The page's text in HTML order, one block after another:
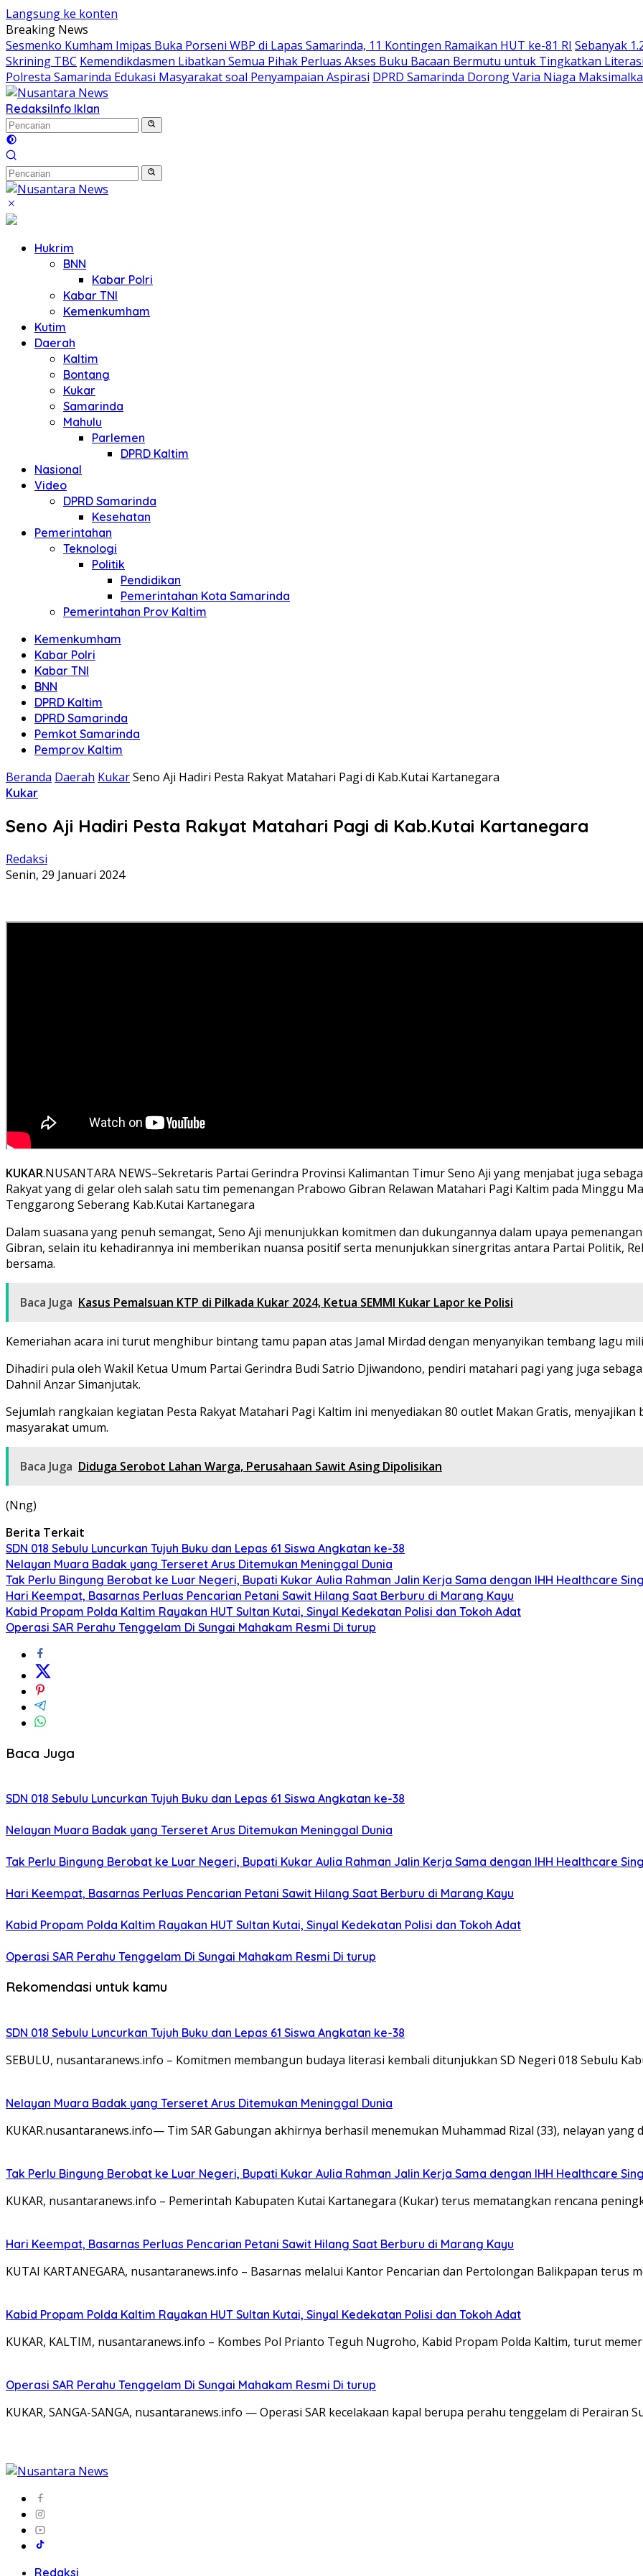
Langsung ke konten
Breaking News
Sesmenko Kumham Imipas Buka Porseni WBP di Lapas Samarinda, 11 Kontingen Ramaikan HUT ke-81 RI Sebanyak
Skrining TBC Kemendikdasmen Libatkan Semua Pihak Perluas Akses Buku Bacaan Bermutu untuk Tingkatkan
Polresta Samarinda Edukasi Masyarakat soal Penyampaian Aspirasi DPRD Samarinda Dorong Varia Niaga
RedaksiInfo Iklan
Hukrim
BNN
Kabar Polri
Kabar TNI
Kemenkumham
Kutim
Daerah
Kaltim
Bontang
Kukar
Samarinda
Mahulu
Parlemen
DPRD Kaltim
Nasional
Video
DPRD Samarinda
Kesehatan
Pemerintahan
Teknologi
Politik
Pendidikan
Pemerintahan Kota Samarinda
Pemerintahan Prov Kaltim
Kemenkumham
Kabar Polri
Kabar TNI
BNN
DPRD Kaltim
DPRD Samarinda
Pemkot Samarinda
Pemprov Kaltim
Beranda Daerah KukarSeno Aji Hadiri Pesta Rakyat Matahari Pagi di Kab.Kutai Kartanegara
Kukar
Seno Aji Hadiri Pesta Rakyat Matahari Pagi di Kab.Kutai Kartanegara
Redaksi
Senin, 29 Januari 2024
KUKAR.NUSANTARA NEWS–Sekretaris Partai Gerindra Provinsi Kalimantan Timur Seno Aji yang menjabat juga
Rakyat yang di gelar oleh salah satu tim pemenangan Prabowo Gibran Relawan Matahari Pagi Kaltim pada Minggu
Tenggarong Seberang Kab.Kutai Kartanegara
Dalam suasana yang penuh semangat, Seno Aji menunjukkan komitmen dan dukungannya dalam upaya
Gibran, selain itu kehadirannya ini memberikan nuansa positif serta menunjukkan sinergritas antara Partai Politik,
bersama.
Baca Juga Kasus Pemalsuan KTP di Pilkada Kukar 2024, Ketua SEMMI Kukar Lapor ke Polisi
Kemeriahan acara ini turut menghibur bintang tamu papan atas Jamal Mirdad dengan menyanyikan tembang lagu
Dihadiri pula oleh Wakil Ketua Umum Partai Gerindra Budi Satrio Djiwandono, pendiri matahari pagi yang juga
Dahnil Anzar Simanjutak.
Sejumlah rangkaian kegiatan Pesta Rakyat Matahari Pagi Kaltim ini menyediakan 80 outlet Makan Gratis,
masyarakat umum.
Baca Juga Diduga Serobot Lahan Warga, Perusahaan Sawit Asing Dipolisikan
(Nng)
Berita Terkait
SDN 018 Sebulu Luncurkan Tujuh Buku dan Lepas 61 Siswa Angkatan ke-38
Nelayan Muara Badak yang Terseret Arus Ditemukan Meninggal Dunia
Tak Perlu Bingung Berobat ke Luar Negeri, Bupati Kukar Aulia Rahman Jalin Kerja Sama dengan IHH Healthcare
Hari Keempat, Basarnas Perluas Pencarian Petani Sawit Hilang Saat Berburu di Marang Kayu
Kabid Propam Polda Kaltim Rayakan HUT Sultan Kutai, Sinyal Kedekatan Polisi dan Tokoh Adat
Operasi SAR Perahu Tenggelam Di Sungai Mahakam Resmi Di turup
Baca Juga
SDN 018 Sebulu Luncurkan Tujuh Buku dan Lepas 61 Siswa Angkatan ke-38
Nelayan Muara Badak yang Terseret Arus Ditemukan Meninggal Dunia
Tak Perlu Bingung Berobat ke Luar Negeri, Bupati Kukar Aulia Rahman Jalin Kerja Sama dengan IHH Healthcare
Hari Keempat, Basarnas Perluas Pencarian Petani Sawit Hilang Saat Berburu di Marang Kayu
Kabid Propam Polda Kaltim Rayakan HUT Sultan Kutai, Sinyal Kedekatan Polisi dan Tokoh Adat
Operasi SAR Perahu Tenggelam Di Sungai Mahakam Resmi Di turup
Rekomendasi untuk kamu
SDN 018 Sebulu Luncurkan Tujuh Buku dan Lepas 61 Siswa Angkatan ke-38
SEBULU, nusantaranews.info – Komitmen membangun budaya literasi kembali ditunjukkan SD Negeri 018 Sebulu
Nelayan Muara Badak yang Terseret Arus Ditemukan Meninggal Dunia
KUKAR.nusantaranews.info— Tim SAR Gabungan akhirnya berhasil menemukan Muhammad Rizal (33), nelayan
Tak Perlu Bingung Berobat ke Luar Negeri, Bupati Kukar Aulia Rahman Jalin Kerja Sama dengan IHH Healthcare
KUKAR, nusantaranews.info – Pemerintah Kabupaten Kutai Kartanegara (Kukar) terus mematangkan rencana
Hari Keempat, Basarnas Perluas Pencarian Petani Sawit Hilang Saat Berburu di Marang Kayu
KUTAI KARTANEGARA, nusantaranews.info – Basarnas melalui Kantor Pencarian dan Pertolongan Balikpapan terus
Kabid Propam Polda Kaltim Rayakan HUT Sultan Kutai, Sinyal Kedekatan Polisi dan Tokoh Adat
KUKAR, KALTIM, nusantaranews.info – Kombes Pol Prianto Teguh Nugroho, Kabid Propam Polda Kaltim, turut
Operasi SAR Perahu Tenggelam Di Sungai Mahakam Resmi Di turup
KUKAR, SANGA-SANGA, nusantaranews.info — Operasi SAR kecelakaan kapal berupa perahu tenggelam di Perairan
Redaksi